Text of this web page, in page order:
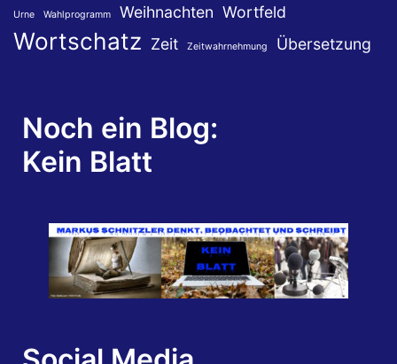
Urne
Wahlprogramm Weihnachten Wortfeld
Wortschatz Zeit Zeitwahrnehmung Übersetzung
Noch ein Blog:
Kein Blatt